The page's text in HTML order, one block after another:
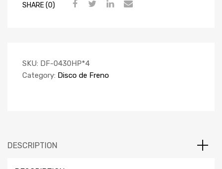
SHARE (0)
SKU: DF-0430HP*4
Category: Disco de Freno
DESCRIPTION